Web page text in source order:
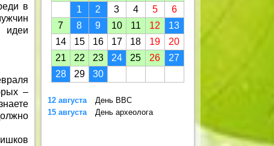
в
идеи
–
1
2 3 4 5
6
7
8 9 10 11 12
13
14
15 16 17 18 19
20
21
22 23 24 25 26
27
28
29 30
12 августа
День ВВС
15 августа
День археолога